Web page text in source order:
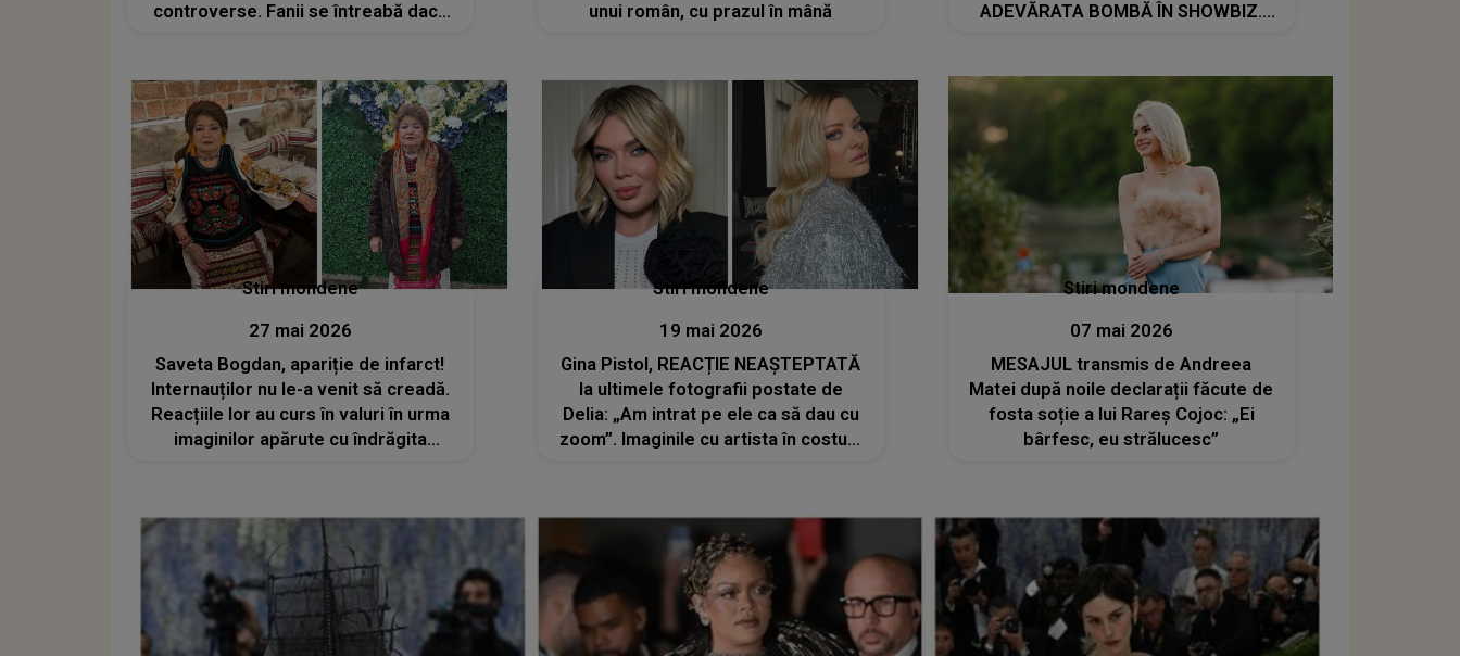
controverse. Fanii se întreabă dacă
înlocuită de o sosie: „Nu arată ca
Shakira? Nu văd bine?”
unui român, cu prazul în mână
ADEVĂRATA BOMBĂ ÎN SHOWBIZ.
Stiri mondene
27 mai 2026
Saveta Bogdan, apariție de infarct!
Internauților nu le-a venit să creadă.
Reacțiile lor au curs în valuri în urma
imaginilor apărute cu îndrăgita
Stiri mondene
19 mai 2026
Gina Pistol, REACȚIE NEAȘTEPTATĂ
la ultimele fotografii postate de
Delia: „Am intrat pe ele ca să dau cu
zoom”. Imaginile cu artista în costum
Stiri mondene
07 mai 2026
MESAJUL transmis de Andreea
Matei după noile declarații făcute de
fosta soție a lui Rareș Cojoc: „Ei
bârfesc, eu strălucesc”